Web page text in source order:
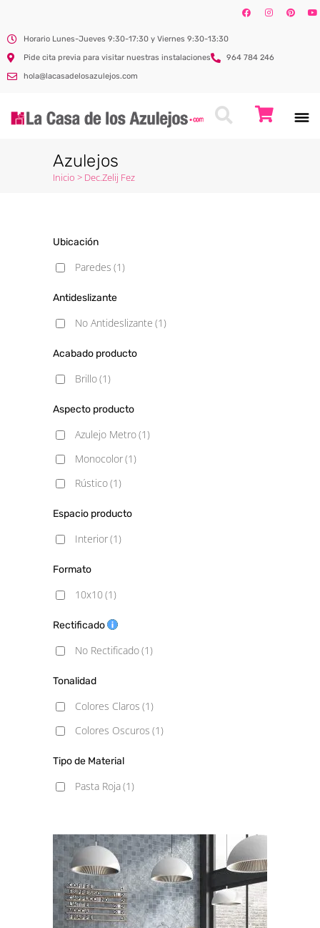
Horario Lunes-Jueves 9:30-17:30 y Viernes 9:30-13:30
Pide cita previa para visitar nuestras instalaciones
964 784 246
hola@lacasadelosazulejos.com
Azulejos
Inicio > Dec.Zelij Fez
Ubicación
Paredes (1)
Antideslizante
No Antideslizante (1)
Acabado producto
Brillo(1)
Aspecto producto
Azulejo Metro(1)
Monocolor(1)
Rústico(1)
Espacio producto
Interior(1)
Formato
10x10 (1)
Rectificado
No Rectificado(1)
Tonalidad
Colores Claros (1)
Colores Oscuros (1)
Tipo de Material
Pasta Roja(1)